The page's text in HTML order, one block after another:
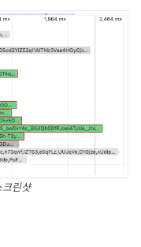
크린샷